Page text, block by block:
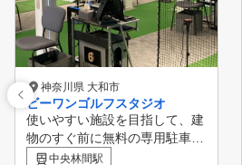
神奈川県 大和市
ビーワンゴルフスタジオ
使いやすい施設を目指して、建
物のすぐ前に無料の専用駐車場
を完備。駅からも徒歩5分と通
中央林間駅